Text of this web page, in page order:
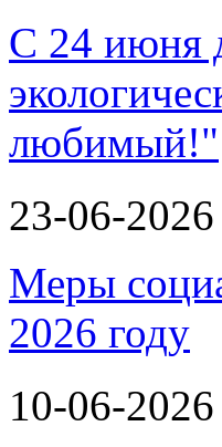
С 24 июня
любимый!"
23-06-2026
Меры
2026 году
10-06-2026